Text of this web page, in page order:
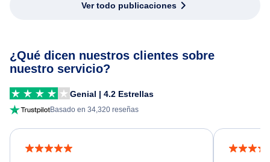
Ver todo publicaciones
¿Qué dicen nuestros clientes sobre
nuestro servicio?
Genial | 4.2 Estrellas
Basado en 34,320 reseñas